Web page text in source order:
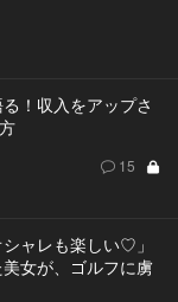
！収入をアップさ
15
ャレも楽しい♡」
女が、ゴルフに虜